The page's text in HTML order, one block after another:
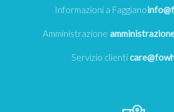
Informazioni a Faggiano
Amministrazione
Servizio clienti